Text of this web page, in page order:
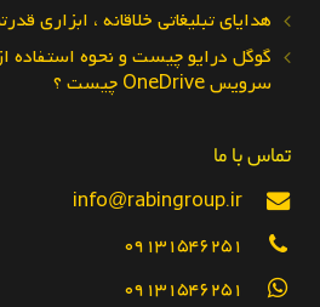
هدایای تبلیغاتی خلاقانه ، ابزاری
گوگل درایو چیست و نحوه استفاده
سرویس OneDrive چیست ؟
تماس با ما
info@rabingroup.ir
09131546251
09131546251